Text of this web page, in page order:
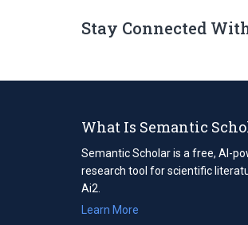
Stay Connected
What Is Semantic
Semantic Scholar is a free, AI-
research tool for scientific
Ai2.
Learn More